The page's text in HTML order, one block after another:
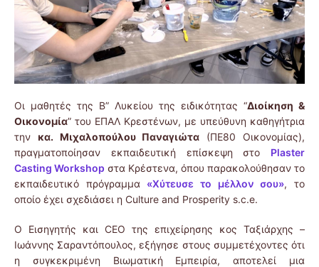
Οι μαθητές της Β” Λυκείου της ειδικότητας “Διοίκηση &
Οικονομία” του ΕΠΑΛ Κρεστένων, με υπεύθυνη καθηγήτρια
την κα. Μιχαλοπούλου Παναγιώτα (ΠΕ80 Οικονομίας),
πραγματοποίησαν εκπαιδευτική επίσκεψη στο Plaster
Casting Workshop στα Κρέστενα, όπου παρακολούθησαν το
εκπαιδευτικό πρόγραμμα «Χύτευσε το μέλλον σου», το
οποίο έχει σχεδιάσει η Culture and Prosperity s.c.e.
Ο Εισηγητής και CEO της επιχείρησης κος Ταξιάρχης –
Ιωάννης Σαραντόπουλος, εξήγησε στους συμμετέχοντες ότι
η συγκεκριμένη Βιωματική Εμπειρία, αποτελεί μια